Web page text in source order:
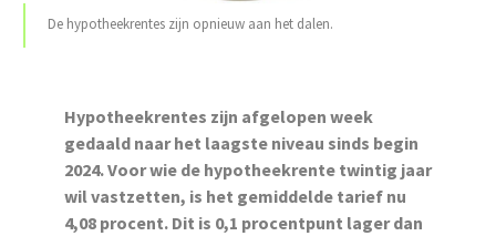
De hypotheekrentes zijn opnieuw aan het dalen.
Hypotheekrentes zijn afgelopen week
gedaald naar het laagste niveau sinds begin
2024. Voor wie de hypotheekrente twintig jaar
wil vastzetten, is het gemiddelde tarief nu
4,08 procent. Dit is 0,1 procentpunt lager dan